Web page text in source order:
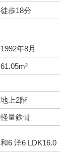
徒歩18分
1992年8月
61.05m²
地上2階
軽量鉄骨
和6 洋6 LDK16.0